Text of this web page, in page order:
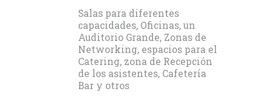
Salas para diferentes
capacidades, Oficinas, un
Auditorio Grande, Zonas de
Networking, espacios para el
Catering, zona de Recepción
de los asistentes, Cafetería
Bar y otros